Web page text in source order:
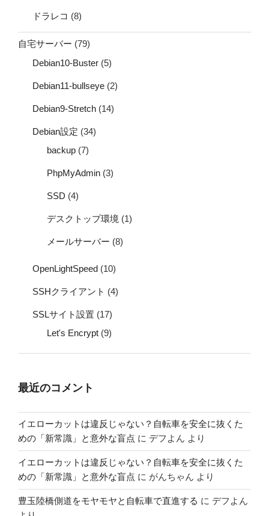
ドラレコ (8)
自宅サーバー (79)
Debian10-Buster (5)
Debian11-bullseye (2)
Debian9-Stretch (14)
Debian設定 (34)
backup (7)
PhpMyAdmin (3)
SSD (4)
デスクトップ環境 (1)
メールサーバー (8)
OpenLightSpeed (10)
SSHクライアント (4)
SSLサイト設置 (17)
Let's Encrypt (9)
最近のコメント
イエローカットは違反じゃない？自転車を安全に抜くた
めの「新常識」と意外な盲点 に デフよん より
イエローカットは違反じゃない？自転車を安全に抜くた
めの「新常識」と意外な盲点 に がんちゃん より
豊玉陸橋側道をモヤモヤと自転車で直進する に デフよん